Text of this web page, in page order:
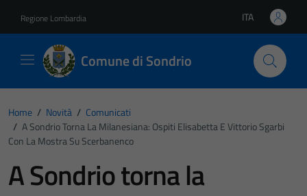
Regione Lombardia Lingua attiva:
ITA
Comune di Sondrio
Home / Novità / Comunicati
/ A Sondrio Torna La Milanesiana: Ospiti Elisabetta E Vittorio Sgarbi
Con La Mostra Su Scerbanenco
A Sondrio torna la